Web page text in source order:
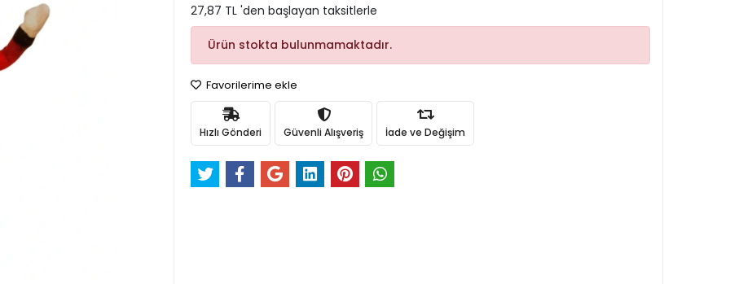
27,87 TL 'den başlayan taksitlerle
Ürün stokta bulunmamaktadır.
Favorilerime ekle
Hızlı Gönderi Güvenli Alışveriş İade ve Değişim